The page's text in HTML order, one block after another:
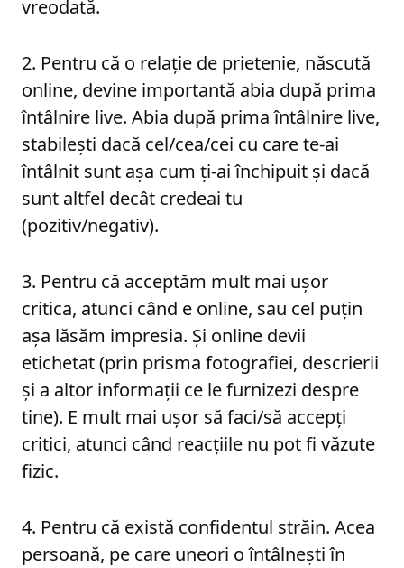
vreodată.
2. Pentru că o relaţie de prietenie, născută
online, devine importantă abia după prima
întâlnire live. Abia după prima întâlnire live,
stabileşti dacă cel/cea/cei cu care te-ai
întâlnit sunt aşa cum ţi-ai închipuit şi dacă
sunt altfel decât credeai tu
(pozitiv/negativ).
3. Pentru că acceptăm mult mai uşor
critica, atunci când e online, sau cel puţin
aşa lăsăm impresia. Şi online devii
etichetat (prin prisma fotografiei, descrierii
şi a altor informaţii ce le furnizezi despre
tine). E mult mai uşor să faci/să accepţi
critici, atunci când reacţiile nu pot fi văzute
fizic.
4. Pentru că există confidentul străin. Acea
persoană, pe care uneori o întâlnești în